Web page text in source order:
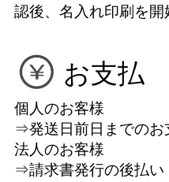
認後、名入れ印刷を開
お支払
個人のお客様
⇒発送日前日までのお
法人のお客様
⇒請求書発行の後払い